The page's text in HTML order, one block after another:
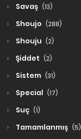
Savaş (13)
Shoujo (288)
Shouju (2)
Şiddet (2)
Sistem (31)
Special (17)
Suç (1)
Tamamlanmış (5)